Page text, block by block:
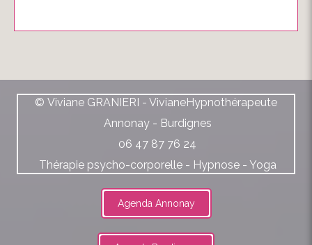
© Viviane GRANIERI - VivianeHypnothérapeute
Annonay - Burdignes
06 47 87 76 24
Thérapie psycho-corporelle - Hypnose - Yoga
Agenda Annonay